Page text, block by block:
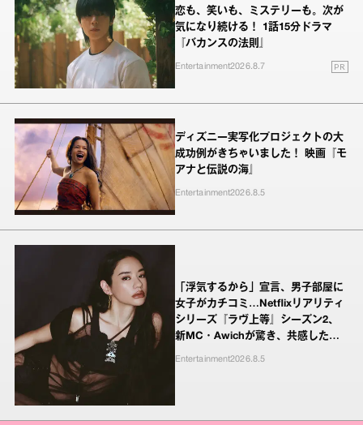
恋も、笑いも、ミステリーも。次が
気になり続ける！ 1話15分ドラマ
『バカンスの法則』
Entertainment2026.8.7 PR
ディズニー実写化プロジェクトの大
成功例がきちゃいました！ 映画『モ
アナと伝説の海』
Entertainment2026.8.5
「浮気するから」宣言、男子部屋に
女子がカチコミ…Netflixリアリティ
シリーズ『ラヴ上等』シーズン2、
新MC・Awichが驚き、共感したヤ
Entertainment2026.8.5